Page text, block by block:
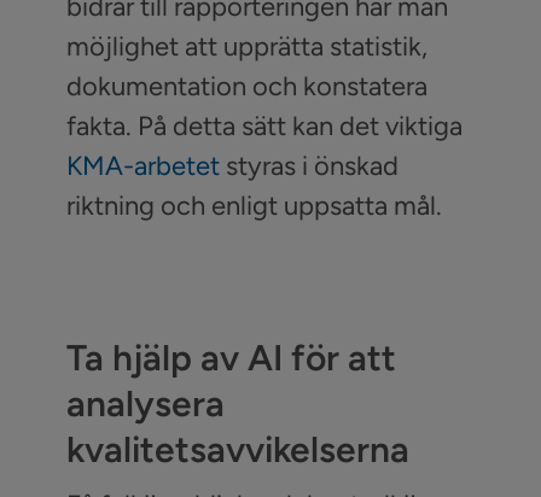
möjlighet att upprätta statistik,
dokumentation och konstatera
fakta. På detta sätt kan det viktiga
KMA-arbetetstyras i önskad
riktning och enligt uppsatta mål.
Ta hjälp av AI för att
analysera
kvalitetsavvikelserna